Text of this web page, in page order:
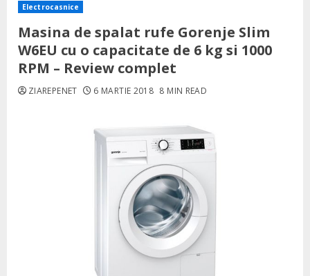
Electrocasnice
Masina de spalat rufe Gorenje Slim
W6EU cu o capacitate de 6 kg si 1000
RPM – Review complet
ZIAREPENET 6 MARTIE 2018 8 MIN READ